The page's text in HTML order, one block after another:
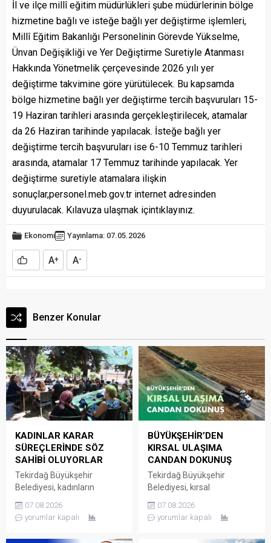
İl ve ilçe millî eğitim müdürlükleri şube müdürlerinin bölge
hizmetine bağlı ve isteğe bağlı yer değiştirme işlemleri,
Millî Eğitim Bakanlığı Personelinin Görevde Yükselme,
Ünvan Değişikliği ve Yer Değiştirme Suretiyle Atanması
Hakkında Yönetmelik çerçevesinde 2026 yılı yer
değiştirme takvimine göre yürütülecek. Bu kapsamda
bölge hizmetine bağlı yer değiştirme tercih başvuruları 15-
19 Haziran tarihleri arasında gerçekleştirilecek, atamalar
da 26 Haziran tarihinde yapılacak. İsteğe bağlı yer
değiştirme tercih başvuruları ise 6-10 Temmuz tarihleri
arasında, atamalar 17 Temmuz tarihinde yapılacak. Yer
değiştirme suretiyle atamalara ilişkin
sonuçlar,personel.meb.gov.tr internet adresinden
duyurulacak. Kılavuza ulaşmak içintıklayınız.
Ekonomi Yayınlama: 07.05.2026
A+ A-
Benzer Konular
KADINLAR KARAR
SÜREÇLERİNDE SÖZ
SAHİBİ OLUYORLAR
Tekirdağ Büyükşehir
Belediyesi, kadınların
talep ve sorunlarını
doğrudan yerel yönetime
07.08.2026
yorumlar kapalı
BÜYÜKŞEHİR’DEN
KIRSAL ULAŞIMA
CANDAN DOKUNUŞ
Tekirdağ Büyükşehir
Belediyesi, kırsal
altyapısını güçlendirmeye
yönelik yatırımlarını aralıksız
07.08.2026
yorumlar kapalı